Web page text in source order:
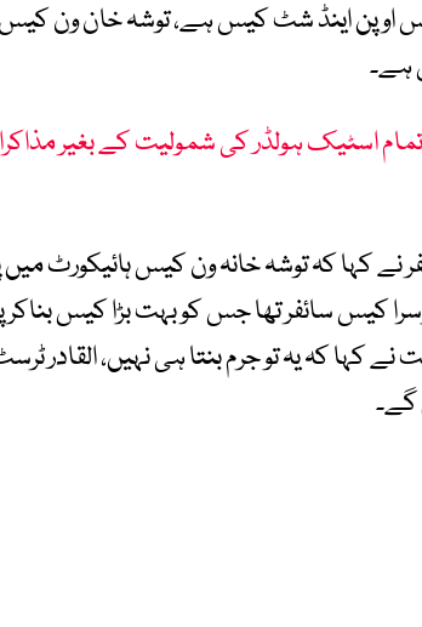
اوپن اینڈ شٹ کیس ہے، توشہ خان ون
ہے۔
تمام اسٹیک ہولڈر کی شمولیت کے بغیر
نے کہا کہ توشہ خانہ ون کیس ہائیکورٹ
کیس سائفر تھا جس کو بہت بڑا کیس
نے کہا کہ یہ تو جرم بنتا ہی نہیں،
گے۔